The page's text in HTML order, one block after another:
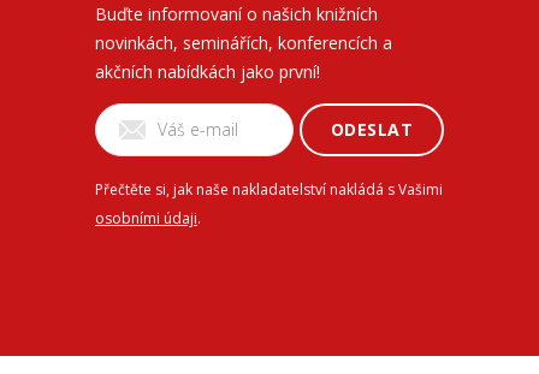
Buďte informovaní o našich knižních
novinkách, seminářích, konferencích a
akčních nabídkách jako první!
ODESLAT
Přečtěte si, jak naše nakladatelství nakládá s Vašimi
osobními údaji.